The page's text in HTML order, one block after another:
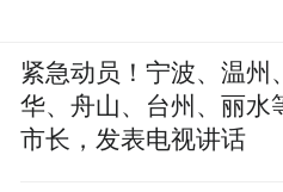
紧急动员！宁波、温州
华、舟山、台州、丽水
市长，发表电视讲话